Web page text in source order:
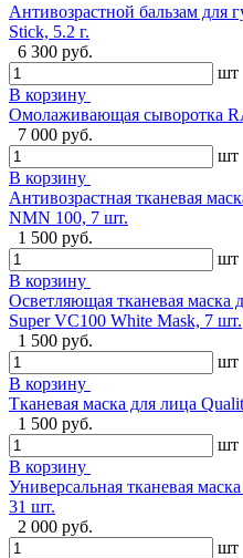
Антивозрастной бальзам для
Stick, 5.2 г.
6 300 руб.
шт
В корзину
Омолаживающая сыворотка
7 000 руб.
шт
В корзину
Антивозрастная тканевая
NMN 100, 7 шт.
1 500 руб.
шт
В корзину
Осветляющая тканевая маска
Super VC100 White Mask, 7 шт.
1 500 руб.
шт
В корзину
Тканевая маска для лица
1 500 руб.
шт
В корзину
Универсальная тканевая
31 шт.
2 000 руб.
шт